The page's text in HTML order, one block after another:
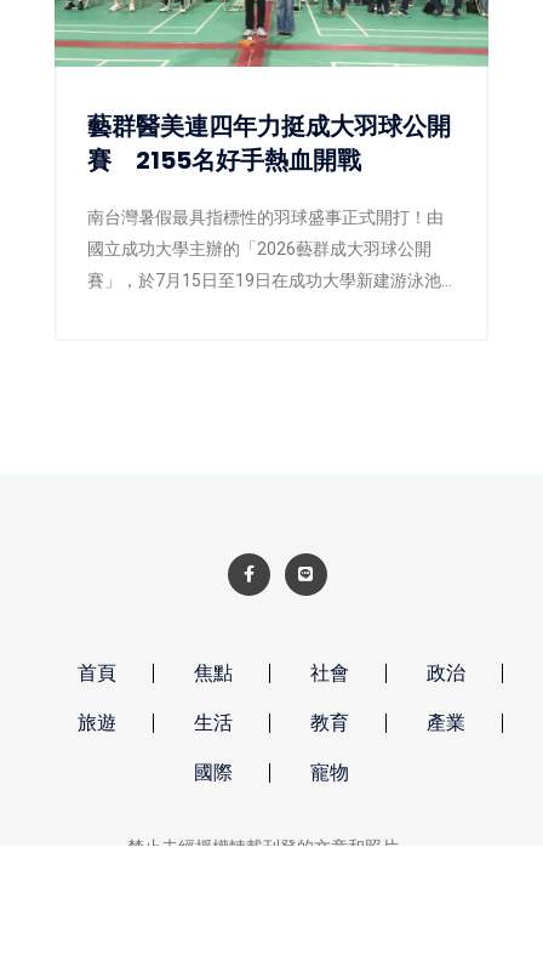
藝群醫美連四年力挺成大羽球公開
賽 2155名好手熱血開戰
南台灣暑假最具指標性的羽球盛事正式開打！由
國立成功大學主辦的「2026藝群成大羽球公開
賽」，於7月15日至19日在成功大學新建游泳池
首頁 焦點 社會 政治
旅遊 生活 教育 產業
國際 寵物
禁止未經授權轉載刊登的文章和照片。